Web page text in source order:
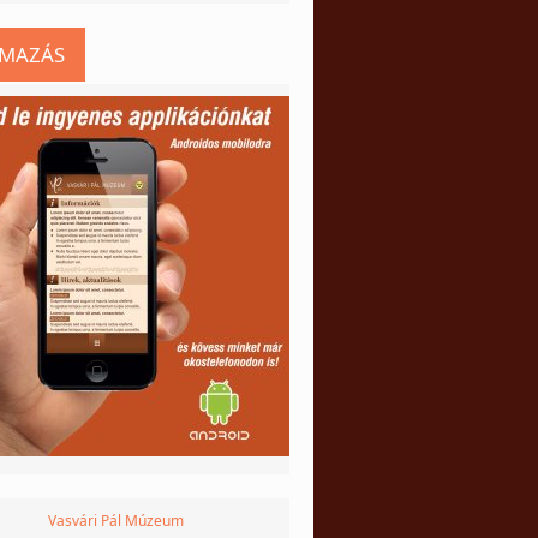
Vasvári Pál Múzeum